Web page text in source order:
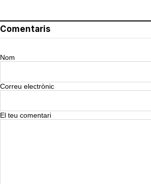
Comentaris
Nom
Correu electrònic
El teu comentari